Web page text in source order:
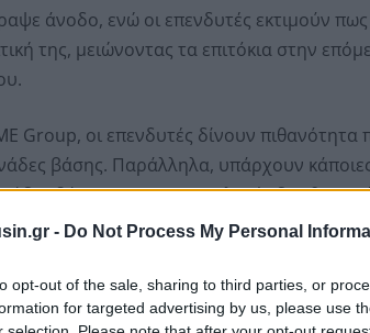
- Do Not Process My Personal
opt-out of the sale, sharing to third parties, or
for targeted advertising by us, please use
άνοδο, ενώ οι επενδυτές εκτιμούν
της, μειώνοντας τα επιτόκια στην
Group, οι επενδυτές δίνουν
βάσης. Παράλληλα, υπάρχουν
βάσης, αν και οι αναλυτές δεν